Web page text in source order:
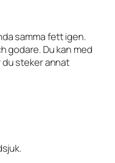
samma fett igen.
godare. Du kan med
steker annat